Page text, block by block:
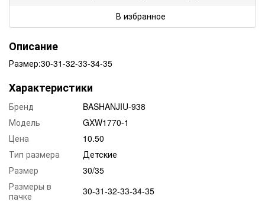
В избранное
Описание
Размер:30-31-32-33-34-35
Характеристики
Бренд
BASHANJIU-938
Модель
GXW1770-1
Цена
10.50
Тип размера
Детские
Размер
30/35
Размеры в
пачке
30-31-32-33-34-35